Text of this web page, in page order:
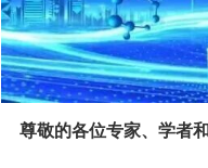
尊敬的各位专家、学者